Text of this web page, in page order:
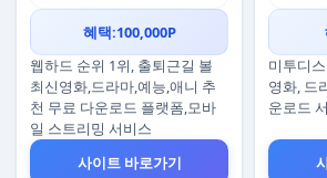
혜택:100,000P
웹하드 순위 1위, 출퇴근길 볼
최신영화,드라마,예능,애니 추
천 무료 다운로드 플랫폼,모바
일 스트리밍 서비스
사이트 바로가기
미투디
영화, 드
운로드